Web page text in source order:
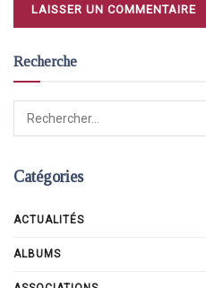
Recherche
Catégories
ACTUALITÉS
ALBUMS